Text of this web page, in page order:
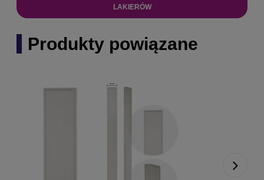
LAKIERÓW
Produkty powiązane